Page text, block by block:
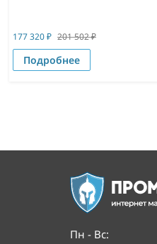
177 320₽ 201 502₽
Подробнее
Пн - Вс: